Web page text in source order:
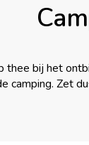
bij het
camping. Zet